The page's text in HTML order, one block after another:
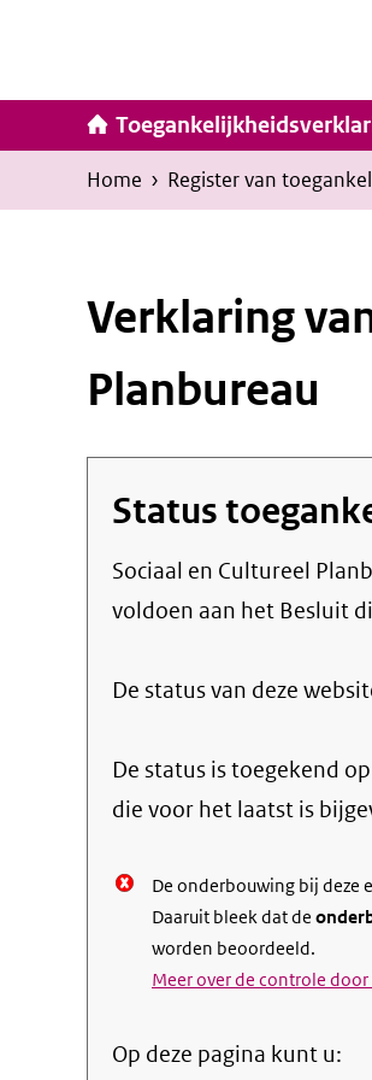
inhoud
Kruimelpad
U
bevindt
Home › Register van
Verklaring
Planbureau
Status
Sociaal en Cultureel
voldoen aan het Besluit
De status van deze
De status is toegekend
die voor het laatst is
De onderbouwing bij deze
Daaruit bleek dat de
worden beoordeeld.
Meer over de controle door
Op deze pagina kunt u: